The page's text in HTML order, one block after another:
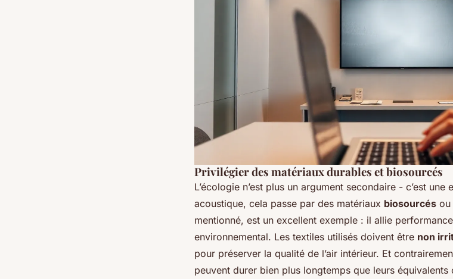
Privilégier des matériaux durables et biosourcés
L’écologie n’est plus un argument secondaire - c’est
acoustique, cela passe par des matériaux biosourcés ou
mentionné, est un excellent exemple : il allie
environnemental. Les textiles utilisés doivent être non
pour préserver la qualité de l’air intérieur. Et
peuvent durer bien plus longtemps que leurs